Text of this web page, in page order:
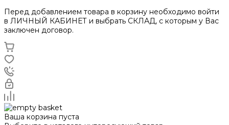
Перед добавлением товара в корзину необходимо войти
в ЛИЧНЫЙ КАБИНЕТ и выбрать СКЛАД, с которым у Вас
заключен договор.
Ваша корзина пуста